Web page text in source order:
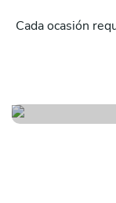
Cada ocasión